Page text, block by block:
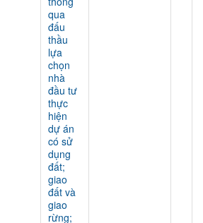
qua
đấu
thầu
lựa
chọn
nhà
đầu tư
thực
hiện
dự án
có sử
dụng
đất;
giao
đất và
giao
rừng;